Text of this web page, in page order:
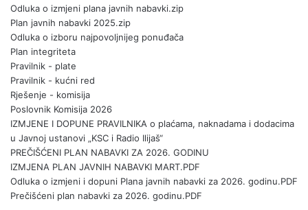
Odluka o izmjeni plana javnih nabavki.zip
Plan javnih nabavki 2025.zip
Odluka o izboru najpovoljnijeg ponuđača
Plan integriteta
Pravilnik - plate
Pravilnik - kućni red
Rješenje - komisija
Poslovnik Komisija 2026
IZMJENE I DOPUNE PRAVILNIKA o plaćama, naknadama i dodacima
u Javnoj ustanovi „KSC i Radio Ilijaš“
PREČIŠĆENI PLAN NABAVKI ZA 2026. GODINU
IZMJENA PLAN JAVNIH NABAVKI MART.PDF
Odluka o izmjeni i dopuni Plana javnih nabavki za 2026. godinu.PDF
Prečišćeni plan nabavki za 2026. godinu.PDF